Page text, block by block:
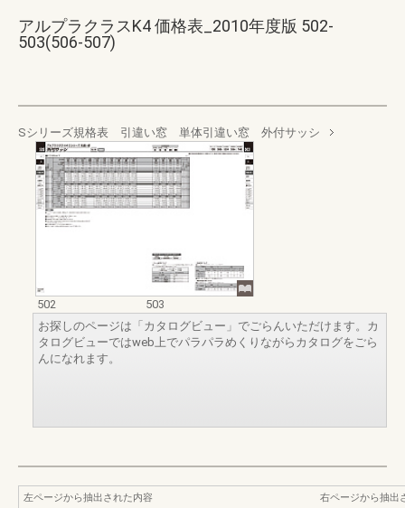
アルプラクラスK4 価格表_2010年度版 502-
503(506-507)
Sシリーズ規格表 引違い窓 単体引違い窓 外付サッシ
502
503
お探しのページは「カタログビュー」でごらんいただけます。カ
タログビューではweb上でパラパラめくりながらカタログをごら
んになれます。
左ページから抽出された内容
右ページから抽出